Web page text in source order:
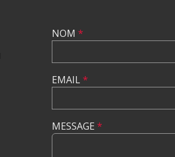
NOM *
EMAIL*
MESSAGE *